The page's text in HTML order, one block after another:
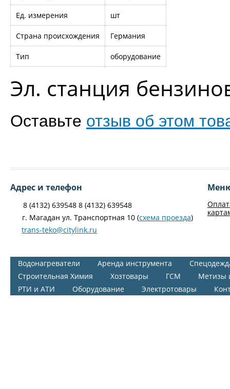
Ед. измерения шт
Страна происхождения Германия
Тип оборудование
Эл. станция
Оставьте отзыв об этом
Адрес и телефон
8 (4132) 639548 8 (4132) 639548
г. Магадан ул. Транспортная 10 (схема проезда)
trans-teko@citylink.ru
Водонагреватели Аренда инструмента
Строительная Химия
Хозтовары ГСМ
Метизы
РТИ и АТИ
Оборудование Электротовары